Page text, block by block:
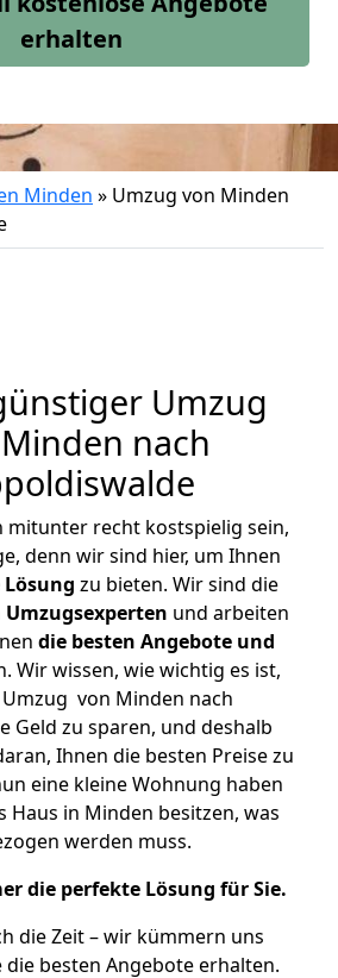
erhalten
Minden » Umzug von Minden
Umzug
nach
mitunter recht kostspielig sein,
denn wir sind hier, um Ihnen
Lösung zu bieten. Wir sind die
und arbeiten
die besten Angebote und
Wir wissen, wie wichtig es ist,
von Minden nach
Geld zu sparen, und deshalb
Ihnen die besten Preise zu
eine kleine Wohnung haben
Haus in Minden besitzen, was
werden muss.
die perfekte Lösung für Sie.
die Zeit – wir kümmern uns
die besten Angebote erhalten.